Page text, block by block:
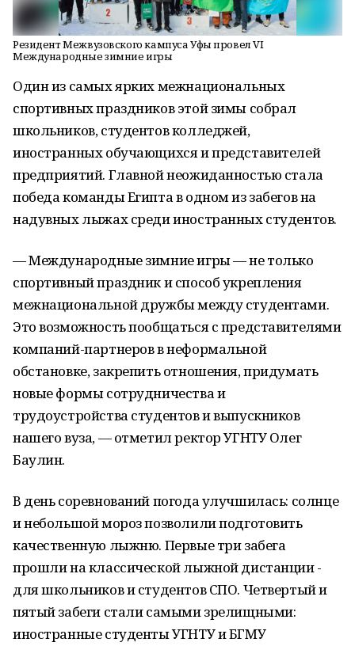
Резидент Межвузовского кампуса Уфы провел VI
Международные зимние игры
Один из самых ярких межнациональных
спортивных праздников этой зимы собрал
школьников, студентов колледжей,
иностранных обучающихся и представителей
предприятий. Главной неожиданностью стала
победа команды Египта в одном из забегов на
надувных лыжах среди иностранных студентов.
— Международные зимние игры — не только
спортивный праздник и способ укрепления
межнациональной дружбы между студентами.
Это возможность пообщаться с представителями
компаний-партнеров в неформальной
обстановке, закрепить отношения, придумать
новые формы сотрудничества и
трудоустройства студентов и выпускников
нашего вуза, — отметил ректор УГНТУ Олег
Баулин.
В день соревнований погода улучшилась: солнце
и небольшой мороз позволили подготовить
качественную лыжню. Первые три забега
прошли на классической лыжной дистанции -
для школьников и студентов СПО. Четвертый и
пятый забеги стали самыми зрелищными:
иностранные студенты УГНТУ и БГМУ